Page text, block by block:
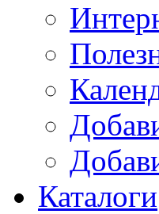
Каталоги